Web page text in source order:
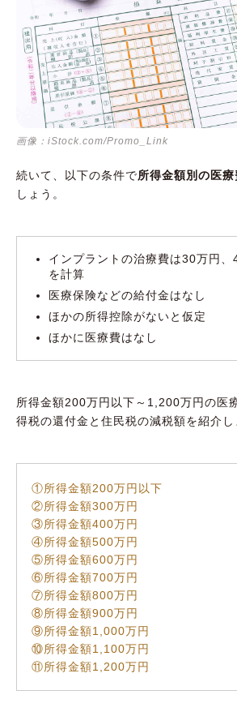
画像：iStock.com/Promo_Link
続いて、以下の条件で所得金額別の医
しょう。
インプラントの治療費は30万円、
を計算
医療保険などの給付金はなし
ほかの所得控除がないと仮定
ほかに医療費はなし
所得金額200万円以下～1,200万円の医
得税の還付金と住民税の減税額を紹介し
①所得金額200万円以下
②所得金額300万円
③所得金額400万円
④所得金額500万円
⑤所得金額600万円
⑥所得金額700万円
⑦所得金額800万円
⑧所得金額900万円
⑨所得金額1,000万円
⑩所得金額1,100万円
⑪所得金額1,200万円